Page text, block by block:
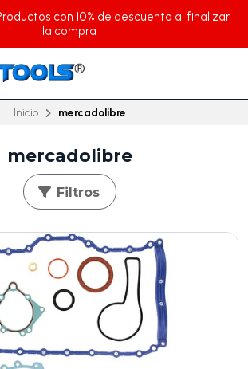
con 10% de descuento al finalizar
la compra
Inicio mercadolibre
mercadolibre
Filtros